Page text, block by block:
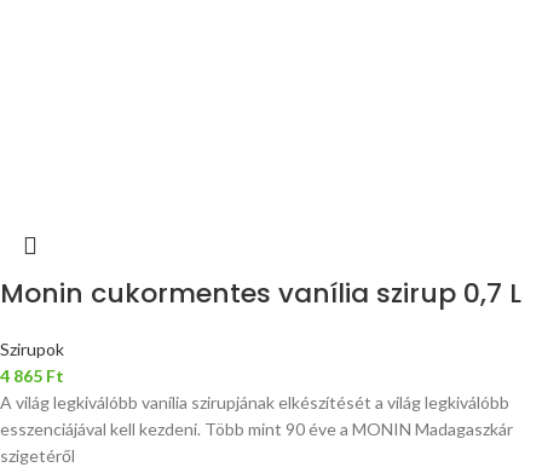
Monin cukormentes vanília szirup 0,7 L
Szirupok
4 865 Ft
A világ legkiválóbb vanília szirupjának elkészítését a világ legkiválóbb
esszenciájával kell kezdeni. Több mint 90 éve a MONIN Madagaszkár
szigetéről